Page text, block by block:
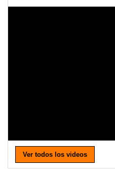
Ver todos los videos